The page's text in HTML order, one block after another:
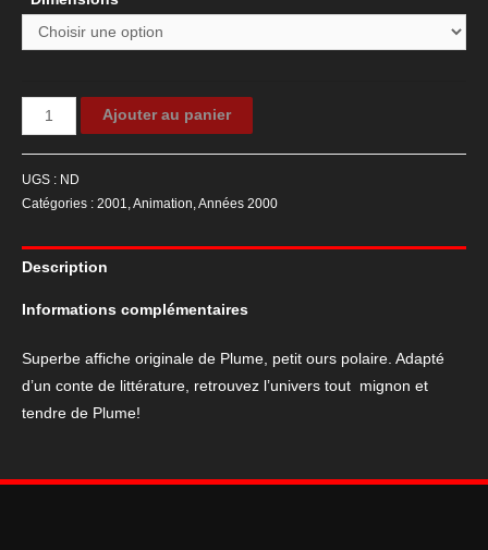
quantité
de
Plume,
le
petit
polaire.
Ajouter au panier
UGS : ND
Catégories : 2001,Animation,Années 2000
Description
Informations complémentaires
Superbe affiche originale de Plume, petit ours polaire. Adapté
d’un conte de littérature, retrouvez l’univers tout mignon et
tendre de Plume!